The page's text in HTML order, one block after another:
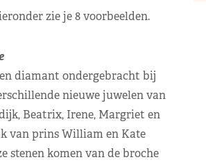
zie je 8 voorbeelden.
diamant ondergebracht bij
nieuwe juwelen van
Beatrix, Irene, Margriet en
van prins William en Kate
stenen komen van de broche